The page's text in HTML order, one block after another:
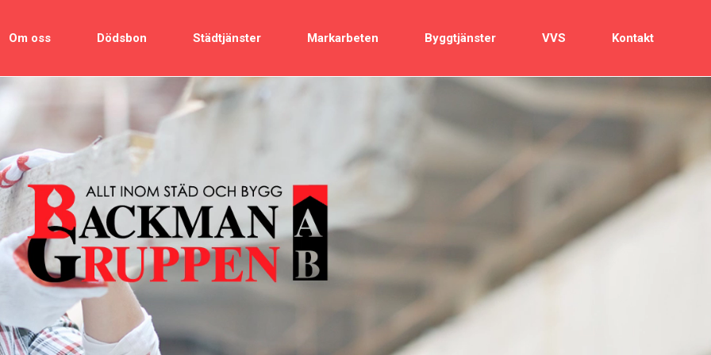
Om oss Dödsbon Städtjänster Markarbeten Byggtjänster VVS Kontakt